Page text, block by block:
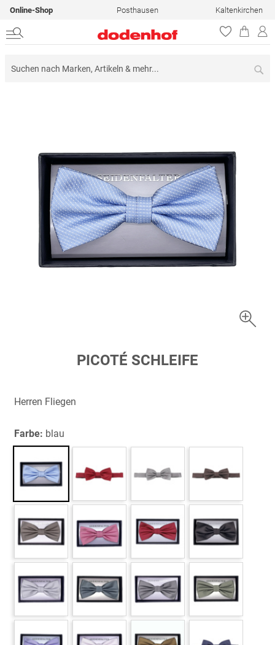
Online-Shop Posthausen Kaltenkirchen
springen
PICOTÉ SCHLEIFE
Herren Fliegen
Farbe: blau